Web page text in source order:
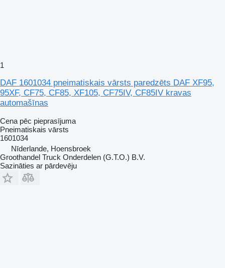
1
DAF 1601034 pneimatiskais vārsts paredzēts DAF XF95,
95XF, CF75, CF85, XF105, CF75IV, CF85IV kravas
automašīnas
Cena pēc pieprasījuma
Pneimatiskais vārsts
1601034
Nīderlande, Hoensbroek
Groothandel Truck Onderdelen (G.T.O.) B.V.
Sazināties ar pārdevēju